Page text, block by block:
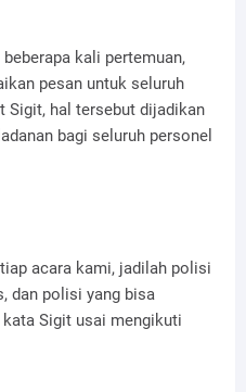
kali pertemuan,
pesan untuk seluruh
Sigit, hal tersebut dijadikan
bagi seluruh personel
acara kami, jadilah polisi
dan polisi yang bisa
Sigit usai mengikuti